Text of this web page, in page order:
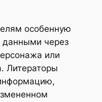
особенную
данными через
или
Литераторы